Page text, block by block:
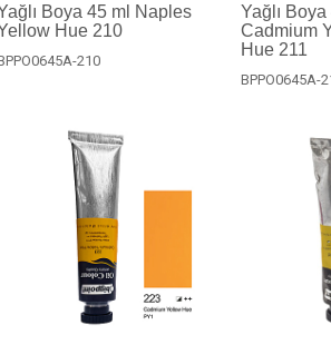
Boya 45 ml Naples
Hue 210
210
Yağlı Boya
Cadmium
Hue 211
BPPO0645A-